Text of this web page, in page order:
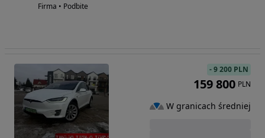
Firma • Podbite
-9 200 PLN
159 800 PLN
W granicach średniej